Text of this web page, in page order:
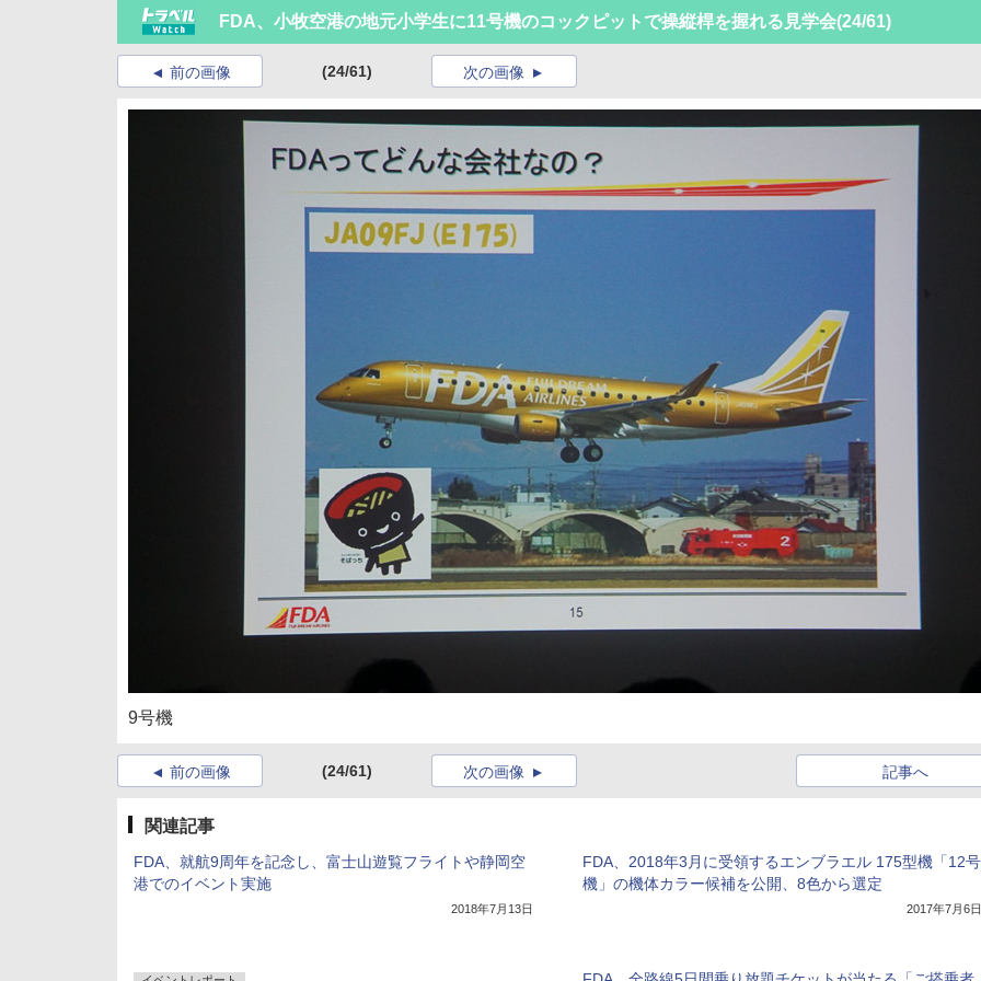
FDA、小牧空港の地元小学生に11号機のコックピットで操縦桿を握れる見学会(24/61)
前の画像 (24/61) 次の画像
9号機
前の画像 (24/61) 次の画像 記事へ
関連記事
FDA、就航9周年を記念し、富士山遊覧フライトや静岡空
港でのイベント実施
2018年7月13日
FDA、2018年3月に受領するエンブラエル 175型機「12号
機」の機体カラー候補を公開、8色から選定
2017年7月6日